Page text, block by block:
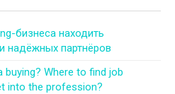
бизнеса находить
надёжных партнёров
Where to find job
into the profession?